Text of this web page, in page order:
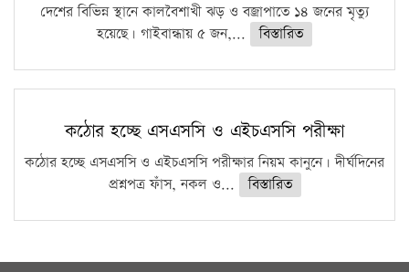
দেশের বিভিন্ন স্থানে কালবৈশাখী ঝড় ও বজ্রাপাতে ১৪ জনের মৃত্যু
হয়েছে। গাইবান্ধায় ৫ জন,...
বিস্তারিত
কঠোর হচ্ছে এসএসসি ও এইচএসসি পরীক্ষা
কঠোর হচ্ছে এসএসসি ও এইচএসসি পরীক্ষার নিয়ম কানুনে। দীর্ঘদিনের
প্রশ্নপত্র ফাঁস, নকল ও...
বিস্তারিত